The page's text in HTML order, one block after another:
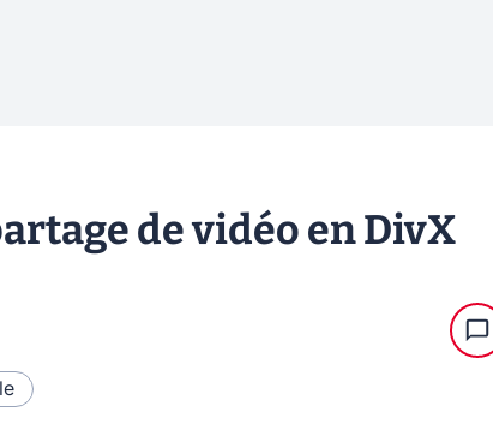
de vidéo en DivX